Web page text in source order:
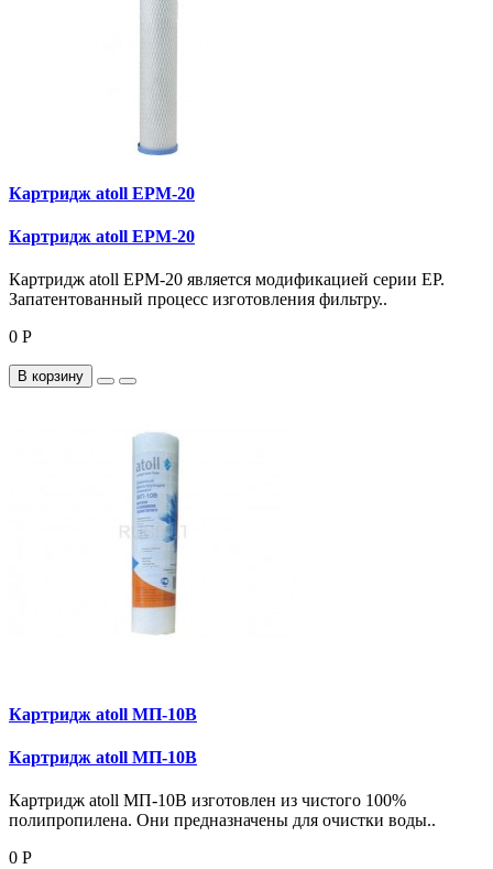
Картридж atoll EPM-20
Картридж atoll EPM-20
Картридж atoll EPM-20 является модификацией серии EP.
Запатентованный процесс изготовления фильтру..
0 Р
В корзину
Картридж atoll МП-10В
Картридж atoll МП-10В
Картридж atoll МП-10В изготовлен из чистого 100%
полипропилена. Они предназначены для очистки воды..
0 Р